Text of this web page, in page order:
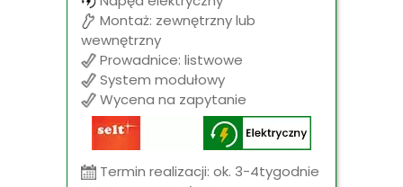
Montaż: zewnętrzny lub
wewnętrzny
Prowadnice: listwowe
System modułowy
Wycena na zapytanie
Termin realizacji: ok. 3-4tygodnie